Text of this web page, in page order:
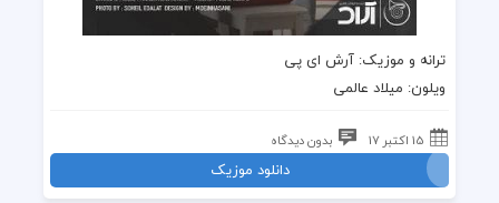
ترانه و موزیک:آرش ای پی
ویلون: میلاد عالمی
15 اکتبر 17 بدون دیدگاه
دانلود موزیک